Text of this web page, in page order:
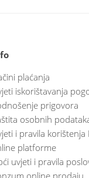
plaćanja
iskorištavanja
prigovora
osobnih
i pravila korištenja
platforme
uvjeti i pravila
online prodaju